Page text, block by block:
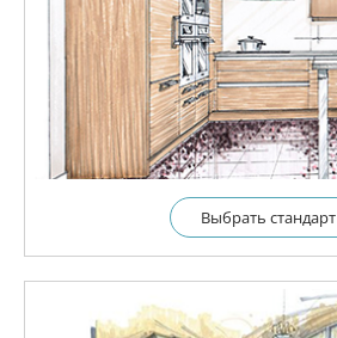
Выбрать cтандарт